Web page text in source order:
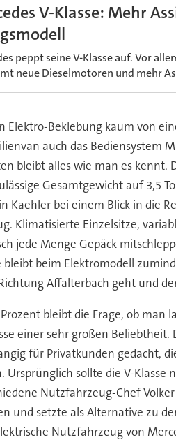
V-Klasse: Mehr
peppt seine V-Klasse auf. Vor
neue Dieselmotoren und mehr
Elektro-Beklebung kaum von
auch das Bediensystem
bleibt alles wie man es
Gesamtgewicht auf 3,5
bei einem Blick in die
Einzelsitze,
jede Menge Gepäck
bleibt beim Elektromodell
Affalterbach geht und
bleibt die Frage, ob
einer sehr großen
für Privatkunden gedacht,
sollte die V-
Nutzfahrzeug-Chef
und setzte als Alternative zu
Nutzfahrzeug von